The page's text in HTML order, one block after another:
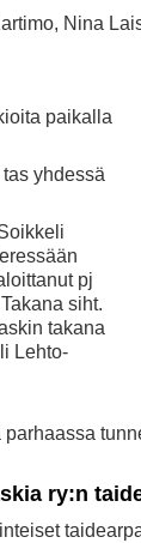
Nina
paikalla
yhdessä
pj
siht.
takana
Lehto-
parhaassa
ry:n